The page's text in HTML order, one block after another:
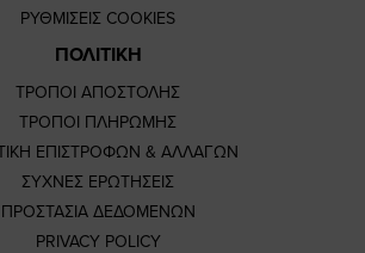
ΡΥΘΜΙΣΕΙΣ COOKIES
ΠΟΛΙΤΙΚΗ
ΤΡΟΠΟΙ ΑΠΟΣΤΟΛΗΣ
ΤΡΟΠΟΙ ΠΛΗΡΩΜΗΣ
ΕΠΙΣΤΡΟΦΩΝ & ΑΛΛΑΓΩΝ
ΣΥΧΝΕΣ ΕΡΩΤΗΣΕΙΣ
ΠΡΟΣΤΑΣΙΑ ΔΕΔΟΜΕΝΩΝ
PRIVACY POLICY